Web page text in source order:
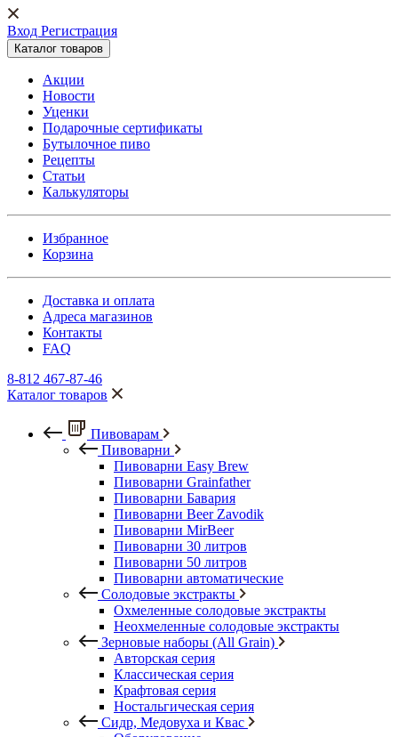
Вход Регистрация
Каталог товаров
Акции
Новости
Уценки
Подарочные сертификаты
Бутылочное пиво
Рецепты
Статьи
Калькуляторы
Избранное
Корзина
Доставка и оплата
Адреса магазинов
Контакты
FAQ
8-812 467-87-46
Каталог товаров
Пивоварам
Пивоварни
Пивоварни Easy Brew
Пивоварни Grainfather
Пивоварни Бавария
Пивоварни Beer Zavodik
Пивоварни MirBeer
Пивоварни 30 литров
Пивоварни 50 литров
Пивоварни автоматические
Солодовые экстракты
Охмеленные солодовые экстракты
Неохмеленные солодовые экстракты
Зерновые наборы (All Grain)
Авторская серия
Классическая серия
Крафтовая серия
Ностальгическая серия
Сидр, Медовуха и Квас